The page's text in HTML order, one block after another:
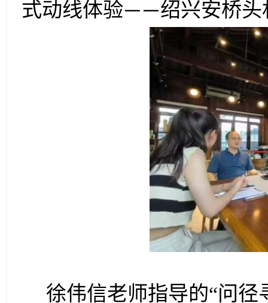
式动线体验——绍兴安桥
徐伟信老师指导的“问径